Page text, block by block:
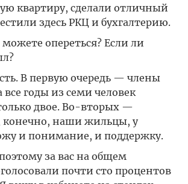
квартиру, сделали отличный
здесь РКЦ и бухгалтерию.
опереться? Если ли
В первую очередь — члены
все годы из семи человек
двое. Во-вторых —
конечно, наши жильцы, у
и понимание, и поддержку.
за вас на общем
почти сто процентов